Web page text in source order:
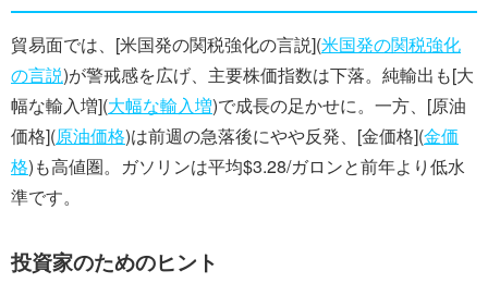
貿易面では、[米国発の関税強化の言説](米国発の関税強化
の言説)が警戒感を広げ、主要株価指数は下落。純輸出も[大
幅な輸入増](大幅な輸入増)で成長の足かせに。一方、[原油
価格](原油価格)は前週の急落後にやや反発、[金価格](金価
格)も高値圏。ガソリンは平均$3.28/ガロンと前年より低水
準です。
投資家のためのヒント